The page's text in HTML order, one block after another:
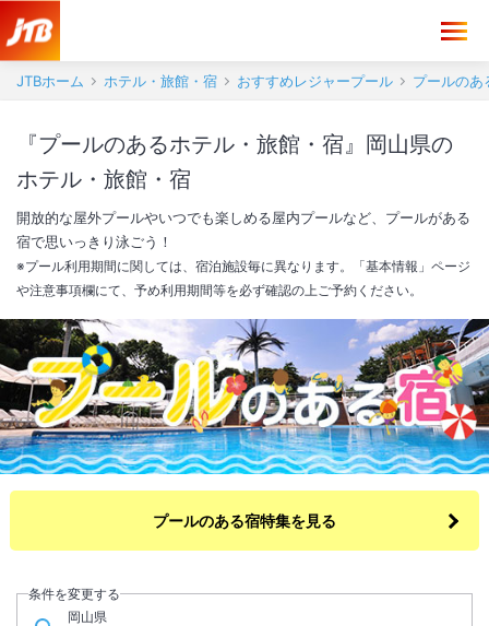
JTBホーム ホテル・旅館・宿 おすすめレジャープール プールのあ
『プールのあるホテル・旅館・宿』岡山県の
ホテル・旅館・宿
開放的な屋外プールやいつでも楽しめる屋内プールなど、プールがある
宿で思いっきり泳ごう！
※プール利用期間に関しては、宿泊施設毎に異なります。「基本情報」ページ
や注意事項欄にて、予め利用期間等を必ず確認の上ご予約ください。
プールのある宿特集を見る
条件を変更する
岡山県